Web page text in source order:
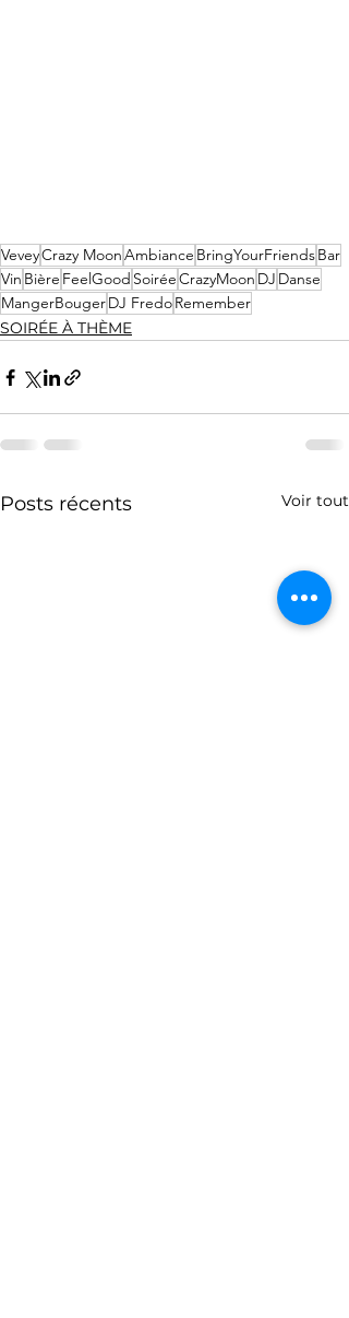
VeveyCrazy MoonAmbiance BringYourFriendsBar
Vin Bière FeelGood SoiréeCrazyMoon DJ Danse
MangerBougerDJ FredoRemember
SOIRÉE À THÈME
Posts récents Voir tout